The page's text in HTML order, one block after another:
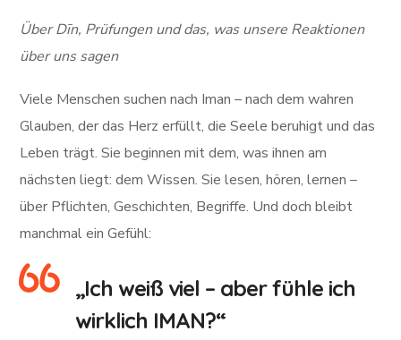
Über Dīn, Prüfungen und das, was unsere Reaktionen
über uns sagen
Viele Menschen suchen nach Iman – nach dem wahren
Glauben, der das Herz erfüllt, die Seele beruhigt und das
Leben trägt. Sie beginnen mit dem, was ihnen am
nächsten liegt: dem Wissen. Sie lesen, hören, lernen –
über Pflichten, Geschichten, Begriffe. Und doch bleibt
manchmal ein Gefühl:
„Ich weiß viel – aber fühle ich
wirklich IMAN?“